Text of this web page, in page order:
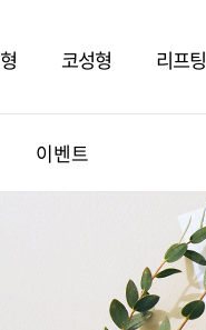
코성형 리프팅
이벤트